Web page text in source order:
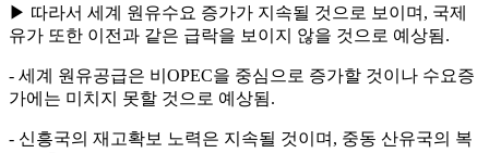
▶ 따라서 세계 원유수요 증가가 지속될 것으로 보이며, 국제
유가 또한 이전과 같은 급락을 보이지 않을 것으로 예상됨.
- 세계 원유공급은 비OPEC을 중심으로 증가할 것이나 수요증
가에는 미치지 못할 것으로 예상됨.
- 신흥국의 재고확보 노력은 지속될 것이며, 중동 산유국의 복